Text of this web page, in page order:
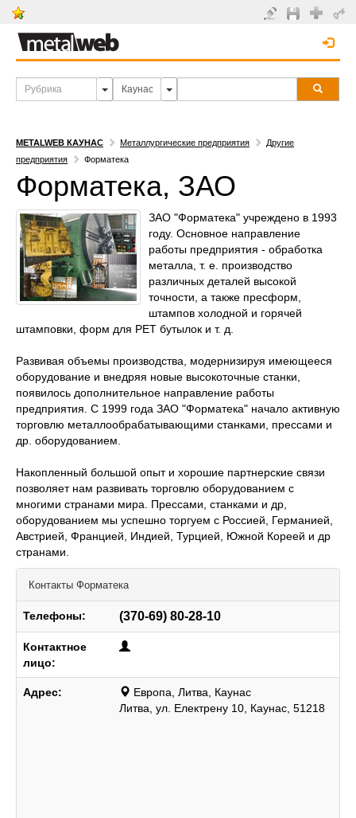
METALWEB КАУНАС Металлургические предприятия
Другие
предприятия
Форматека
Форматека, ЗАО
ЗАО "Форматека" учреждено в 1993
году. Основное направление
работы предприятия - обработка
металла, т. е. производство
различных деталей высокой
точности, а также пресформ,
штампов холодной и горячей
штамповки, форм для PET бутылок и т. д.
Развивая объемы производства, модернизируя имеющееся
оборудование и внедряя новые высокоточные станки,
появилось дополнительное направление работы
предприятия. С 1999 года ЗАО "Форматека" начало активную
торговлю металлообрабатывающими станками, прессами и
др. оборудованием.
Накопленный большой опыт и хорошие партнерские связи
позволяет нам развивать торговлю оборудованием с
многими странами мира. Прессами, станками и др,
оборудованием мы успешно торгуем с Россией, Германией,
Австрией, Францией, Индией, Турцией, Южной Кореей и др
странами.
Контакты Форматека
Телефоны: (370-69) 80-28-10
Контактное
лицо:
Адрес:
Европа, Литва, Каунас
Литва, ул. Електрену 10, Каунас, 51218